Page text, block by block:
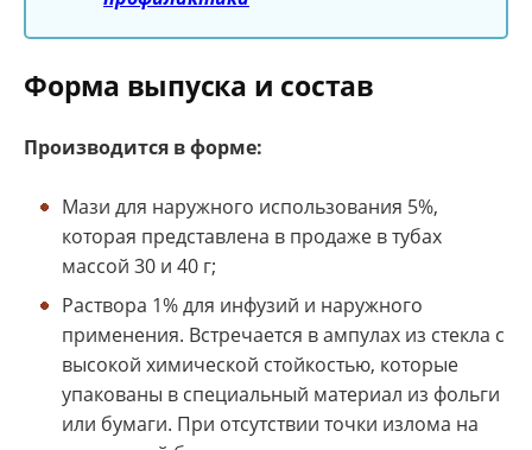
Форма выпуска и состав
Производится в форме:
Мази для наружного использования 5%,
которая представлена в продаже в тубах
массой 30 и 40 г;
Раствора 1% для инфузий и наружного
применения. Встречается в ампулах из стекла с
высокой химической стойкостью, которые
упакованы в специальный материал из фольги
или бумаги. При отсутствии точки излома на